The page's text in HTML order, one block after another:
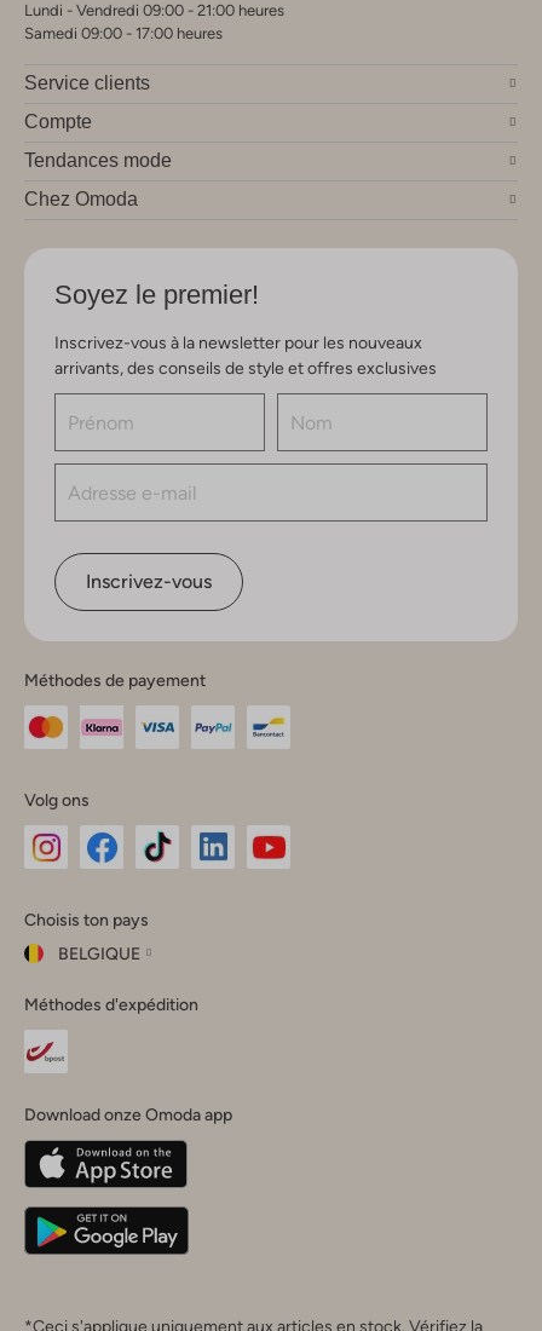
Lundi - Vendredi 09:00 - 21:00 heures
Samedi 09:00 - 17:00 heures
Service clients
Compte
Tendances mode
Chez Omoda
Soyez le premier!
Inscrivez-vous à la newsletter pour les nouveaux
arrivants, des conseils de style et offres exclusives
Inscrivez-vous
Méthodes de payement
Volg ons
Instagram
Facebook
TikTok
Choisis ton pays
BELGIQUE
ton
pays
Fermer
Belgique(Français)
Deutschland
Méthodes d'expédition
Download onze Omoda app
*Ceci s'applique uniquement aux articles en stock. Vérifiez la